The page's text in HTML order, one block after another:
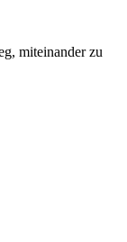
miteinander zu